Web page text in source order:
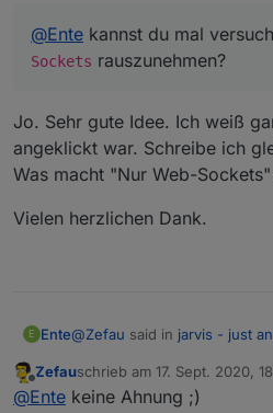
Port wie für jarvis. Bei
unterschiedlich:
http://192.168.10.3:8082/
Obwohl, das kann es nicht
@Ente kannst du mal
Sockets rauszunehmen?
Jo. Sehr gute Idee. Ich weiß
angeklickt war. Schreibe ich
Was macht "Nur Web-
Vielen herzlichen Dank.
E Ente@Zefau said in jarvis - just
@Entekannst du mal
Offline
Zefauschrieb am 17. Sept. 2020,
zuletzt editiert von
@Ente keine Ahnung ;)